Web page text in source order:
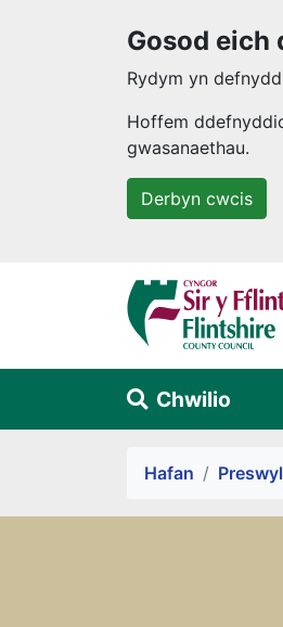
Gosod eich
Rydym yn
Hoffem
gwasanaethau.
Derbyn cwcis
Neidio i'r prif
Chwilio
Alert Section
Hafan Preswyl